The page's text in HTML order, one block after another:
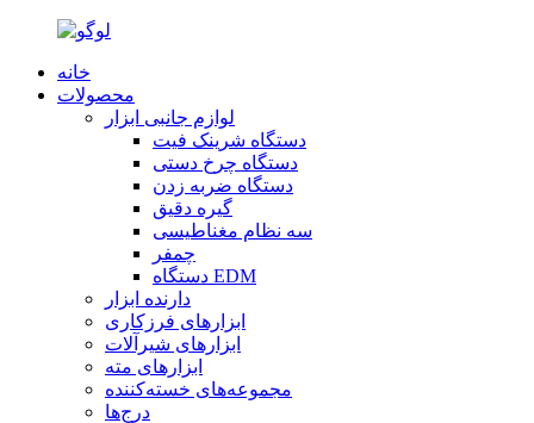
خانه
محصولات
لوازم جانبی ابزار
دستگاه شرینک فیت
دستگاه چرخ دستی
دستگاه ضربه زدن
گیره دقیق
سه نظام مغناطیسی
چمفر
دستگاه EDM
دارنده ابزار
ابزارهای فرزکاری
ابزارهای شیرآلات
ابزارهای مته
مجموعه‌های خسته‌کننده
درج‌ها